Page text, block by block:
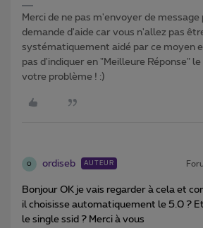
Merci de ne pas m'envoyer de message
demande d'aide car vous n'allez pas
systématiquement aidé par ce moyen
pas d'indiquer en "Meilleure Réponse"
votre problème ! :)
O ordiseb AUTEUR
Bonjour OK je vais regarder à cela et
il choisisse automatiquement le 5.0 ?
le single ssid ? Merci à vous